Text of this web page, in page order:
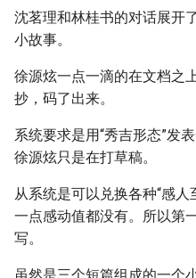
沈茗理和林桂书的对话展开
小故事。
徐源炫一点一滴的在文档之
抄，码了出来。
系统要求是用“秀吉形态”发
徐源炫只是在打草稿。
从系统是可以兑换各种“感
一点感动值都没有。所以第
写。